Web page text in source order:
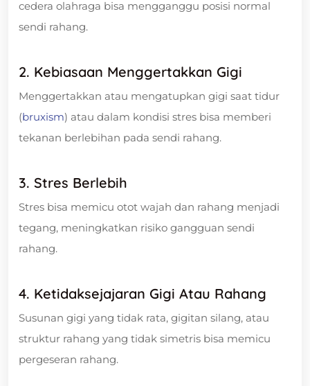
cedera olahraga bisa mengganggu posisi normal
sendi rahang.
2. Kebiasaan Menggertakkan Gigi
Menggertakkan atau mengatupkan gigi saat tidur
(bruxism) atau dalam kondisi stres bisa memberi
tekanan berlebihan pada sendi rahang.
3. Stres Berlebih
Stres bisa memicu otot wajah dan rahang menjadi
tegang, meningkatkan risiko gangguan sendi
rahang.
4. Ketidaksejajaran Gigi Atau Rahang
Susunan gigi yang tidak rata, gigitan silang, atau
struktur rahang yang tidak simetris bisa memicu
pergeseran rahang.